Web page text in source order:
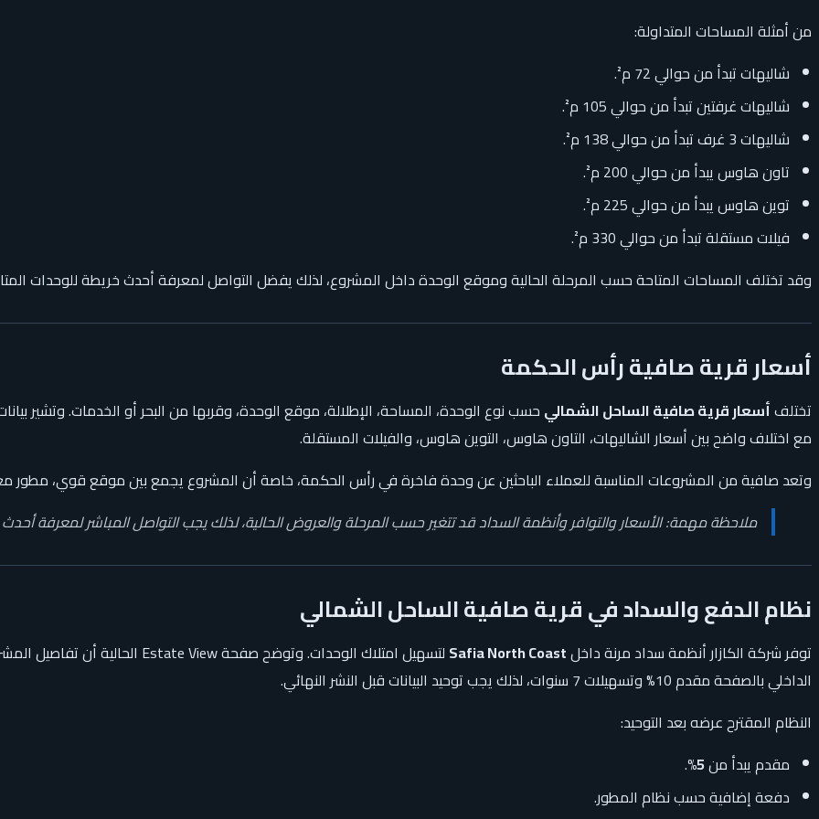
من أمثلة المساحات المتداولة:
شاليهات تبدأ من حوالي 72 م².
شاليهات غرفتين تبدأ من حوالي 105 م².
شاليهات 3 غرف تبدأ من حوالي 138 م².
تاون هاوس يبدأ من حوالي 200 م².
توين هاوس يبدأ من حوالي 225 م².
فيلات مستقلة تبدأ من حوالي 330 م².
وقد تختلف المساحات المتاحة حسب المرحلة الحالية وموقع الوحدة داخل المشروع، لذلك يفضل التواصل لمعرفة أحدث خريطة للوحدات
أسعار قرية صافية رأس الحكمة
تختلفأسعار قرية صافية الساحل الشمالي حسب نوع الوحدة، المساحة، الإطلالة، موقع الوحدة، وقربها من البحر أو الخدمات. وتشير
مع اختلاف واضح بين أسعار الشاليهات، التاون هاوس، التوين هاوس، والفيلات المستقلة.
وتعد صافية من المشروعات المناسبة للعملاء الباحثين عن وحدة فاخرة في رأس الحكمة، خاصة أن المشروع يجمع بين موقع قوي، مطور
ملاحظة مهمة: الأسعار والتوافر وأنظمة السداد قد تتغير حسب المرحلة والعروض الحالية، لذلك يجب التواصل المباشر لمعرفة أحدث
نظام الدفع والسداد في قرية صافية الساحل الشمالي
توفر شركة الكازار أنظمة سداد مرنة داخلSafia North Coast لتسهيل امتلاك الوحدات. وتوضح صفحة Estate View الحالية أن تفاصيل المشروع تتضمن مقدم
الداخلي بالصفحة مقدم 10% وتسهيلات 7 سنوات، لذلك يجب توحيد البيانات قبل النشر النهائي.
النظام المقترح عرضه بعد التوحيد:
مقدم يبدأ من5%
.
دفعة إضافية حسب نظام المطور.